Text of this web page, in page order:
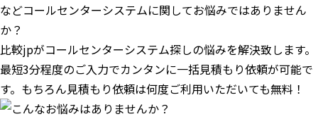
などコールセンターシステムに関してお悩みではありません
か？
比較jpがコールセンターシステム探しの悩みを解決致します。
最短3分程度のご入力でカンタンに一括見積もり依頼が可能で
す。もちろん見積もり依頼は何度ご利用いただいても無料！